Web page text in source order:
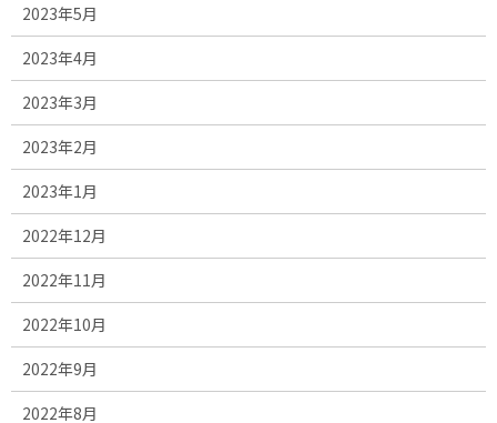
2023年5月
2023年4月
2023年3月
2023年2月
2023年1月
2022年12月
2022年11月
2022年10月
2022年9月
2022年8月